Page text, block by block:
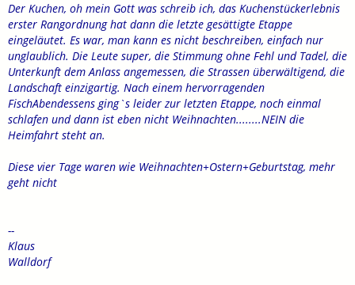
Der Kuchen, oh mein Gott was schreib ich, das Kuchenstückerlebnis
erster Rangordnung hat dann die letzte gesättigte Etappe
eingeläutet. Es war, man kann es nicht beschreiben, einfach nur
unglaublich. Die Leute super, die Stimmung ohne Fehl und Tadel, die
Unterkunft dem Anlass angemessen, die Strassen überwältigend, die
Landschaft einzigartig. Nach einem hervorragenden
FischAbendessens ging`s leider zur letzten Etappe, noch einmal
schlafen und dann ist eben nicht Weihnachten........NEIN die
Heimfahrt steht an.
Diese vier Tage waren wie Weihnachten+Ostern+Geburtstag, mehr
geht nicht
--
Klaus
Walldorf